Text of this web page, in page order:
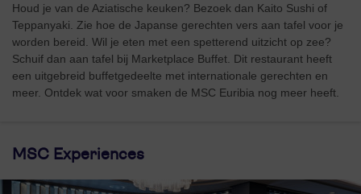
Houd je van de Aziatische keuken? Bezoek dan Kaito Sushi of
Teppanyaki. Zie hoe de Japanse gerechten vers aan tafel voor je
worden bereid. Wil je eten met een spetterend uitzicht op zee?
Schuif dan aan tafel bij Marketplace Buffet. Dit restaurant heeft
een uitgebreid buffetgedeelte met internationale gerechten en
meer. Ontdek wat voor smaken de MSC Euribia nog meer heeft.
MSC Experiences